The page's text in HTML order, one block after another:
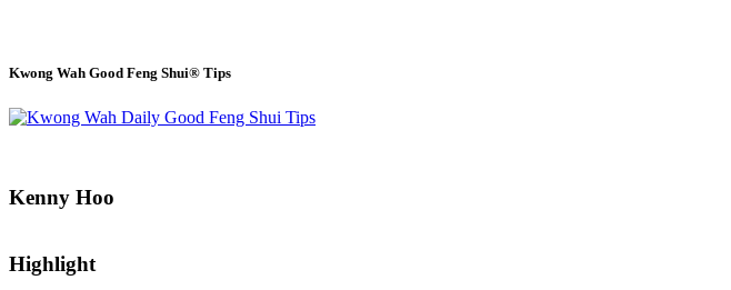
Kwong Wah Good Feng Shui® Tips
Kenny Hoo
Highlight